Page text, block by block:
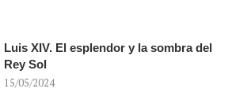
Luis XIV. El esplendor y la sombra del
Rey Sol
15/05/2024